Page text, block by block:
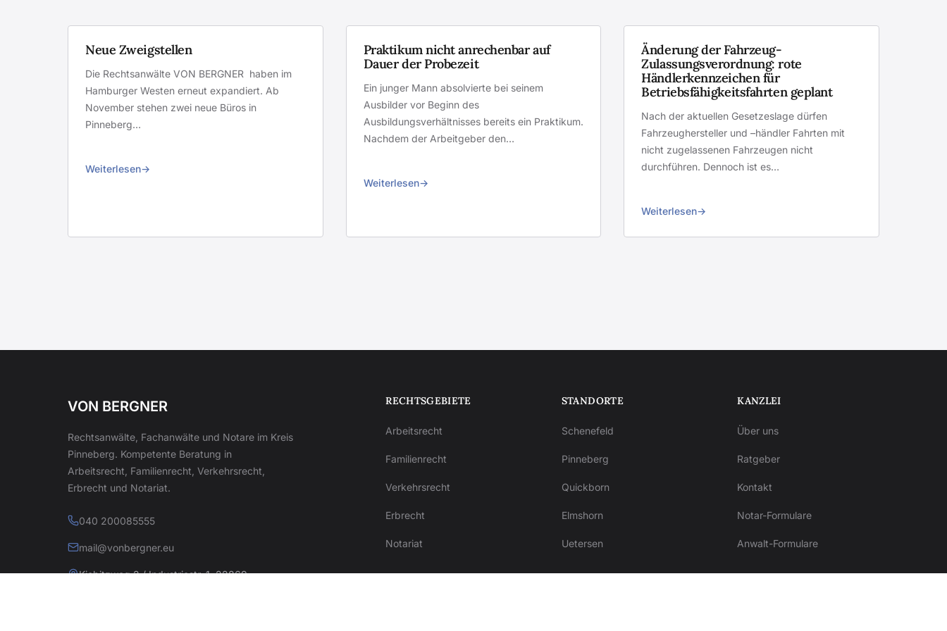
Neue Zweigstellen
Die Rechtsanwälte VON BERGNER haben im
Hamburger Westen erneut expandiert. Ab
November stehen zwei neue Büros in
Pinneberg…
Weiterlesen
Praktikum nicht anrechenbar auf
Dauer der Probezeit
Ein junger Mann absolvierte bei seinem
Ausbilder vor Beginn des
Ausbildungsverhältnisses bereits ein Praktikum.
Nachdem der Arbeitgeber den…
Weiterlesen
Änderung der Fahrzeug-
Zulassungsverordnung: rote
Händlerkennzeichen für
Betriebsfähigkeitsfahrten geplant
Nach der aktuellen Gesetzeslage dürfen
Fahrzeughersteller und –händler Fahrten mit
nicht zugelassenen Fahrzeugen nicht
durchführen. Dennoch ist es…
Weiterlesen
VON BERGNER
Rechtsanwälte, Fachanwälte und Notare im Kreis
Pinneberg. Kompetente Beratung in
Arbeitsrecht, Familienrecht, Verkehrsrecht,
Erbrecht und Notariat.
040 200085555
mail@vonbergner.eu
Kiebitzweg 2 / Industriestr. 1, 22869
RECHTSGEBIETE
Arbeitsrecht
Familienrecht
Verkehrsrecht
Erbrecht
Notariat
STANDORTE
Schenefeld
Pinneberg
Quickborn
Elmshorn
Uetersen
KANZLEI
Über uns
Ratgeber
Kontakt
Notar-Formulare
Anwalt-Formulare